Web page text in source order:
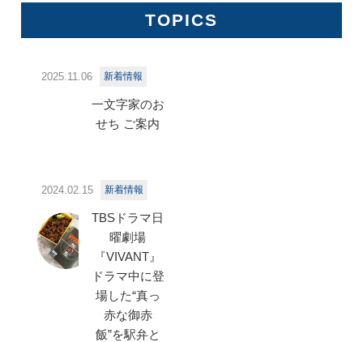
TOPICS
2025.11.06 新着情報
一文字家のお
せち ご案内
2024.02.15 新着情報
TBSドラマ日
曜劇場
『VIVANT』
ドラマ中に登
場した“真っ
赤な御赤
飯”を駅弁と